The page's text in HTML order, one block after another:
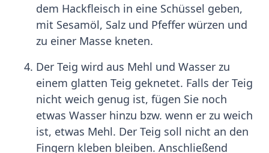
dem Hackfleisch in eine Schüssel geben,
mit Sesamöl, Salz und Pfeffer würzen und
zu einer Masse kneten.
Der Teig wird aus Mehl und Wasser zu
einem glatten Teig geknetet. Falls der Teig
nicht weich genug ist, fügen Sie noch
etwas Wasser hinzu bzw. wenn er zu weich
ist, etwas Mehl. Der Teig soll nicht an den
Fingern kleben bleiben. Anschließend